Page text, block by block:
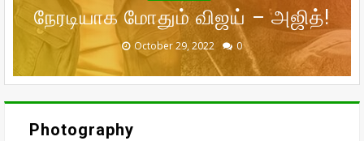
ஜெயண்ட்
October 31, 2022 0
நேரடியாக மோதும் விஜய் – அஜித்!
October 29, 2022 0
தான் எவ்வளவு?
October 28, 2022 0
முன்னாள் கணவர் பீட்டர் பாலா!
September 29, 2022 0
சந்தோஷத்தில் நடிகை மீனா!
September 16, 2022 0
Photography